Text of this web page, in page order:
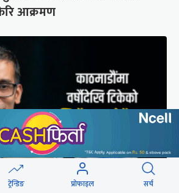
आक्रमण
ट्रेन्डिङ प्रोफाइल सर्च